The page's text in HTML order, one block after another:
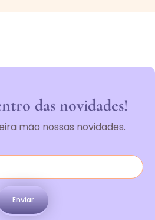
das novidades!
mão nossas novidades.
Enviar